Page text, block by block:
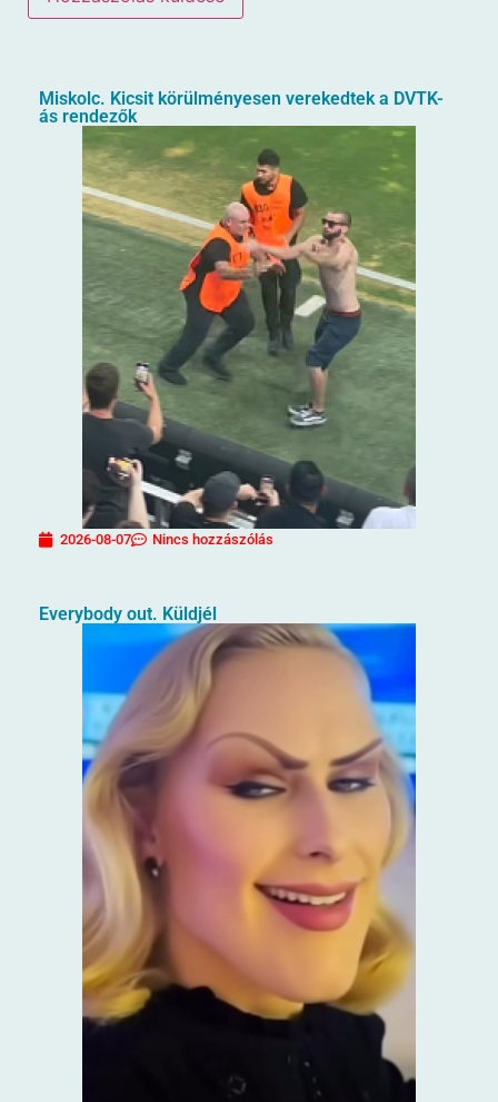
Miskolc. Kicsit körülményesen verekedtek a DVTK-
ás rendezők
2026-08-07 Nincs hozzászólás
Everybody out. Küldjél